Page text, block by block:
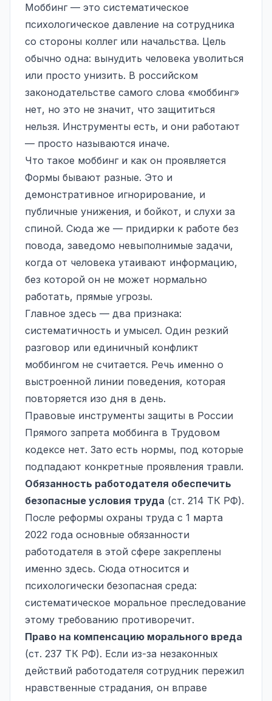
Моббинг — это систематическое
психологическое давление на сотрудника
со стороны коллег или начальства. Цель
обычно одна: вынудить человека уволиться
или просто унизить. В российском
законодательстве самого слова «моббинг»
нет, но это не значит, что защититься
нельзя. Инструменты есть, и они работают
— просто называются иначе.
Что такое моббинг и как он проявляется
Формы бывают разные. Это и
демонстративное игнорирование, и
публичные унижения, и бойкот, и слухи за
спиной. Сюда же — придирки к работе без
повода, заведомо невыполнимые задачи,
когда от человека утаивают информацию,
без которой он не может нормально
работать, прямые угрозы.
Главное здесь — два признака:
систематичность и умысел. Один резкий
разговор или единичный конфликт
моббингом не считается. Речь именно о
выстроенной линии поведения, которая
повторяется изо дня в день.
Правовые инструменты защиты в России
Прямого запрета моббинга в Трудовом
кодексе нет. Зато есть нормы, под которые
подпадают конкретные проявления травли.
Обязанность работодателя обеспечить
безопасные условия труда (ст. 214 ТК РФ).
После реформы охраны труда с 1 марта
2022 года основные обязанности
работодателя в этой сфере закреплены
именно здесь. Сюда относится и
психологически безопасная среда:
систематическое моральное преследование
этому требованию противоречит.
Право на компенсацию морального вреда
(ст. 237 ТК РФ). Если из-за незаконных
действий работодателя сотрудник пережил
нравственные страдания, он вправе